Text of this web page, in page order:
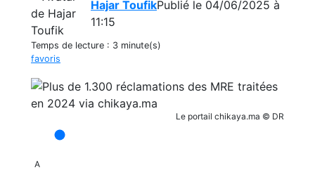
Hajar ToufikPublié le 04/06/2025 à
11:15
Temps de lecture : 3 minute(s)
favoris
Le portail chikaya.ma © DR
A